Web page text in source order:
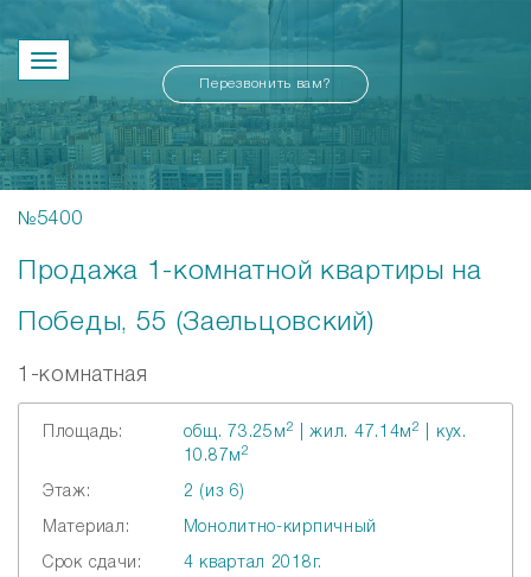
Перезвонить вам?
№5400
Продажа 1-комнатной квартиры на
Победы, 55 (Заельцовский)
1-комнатная
Площадь: общ. 73.25м 2 | жил. 47.14м2
| кух.
10.87м 2
Этаж: 2 (из 6)
Материал: Монолитно-кирпичный
Срок сдачи: 4 квартал 2018г.